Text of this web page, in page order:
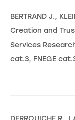
BERTRAND J.,
Creation and
Services
cat.3, FNEGE